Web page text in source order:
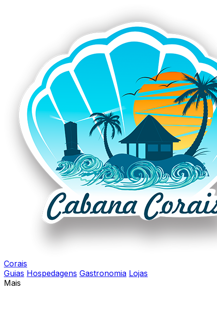
Corais
Guias Hospedagens Gastronomia Lojas
Mais